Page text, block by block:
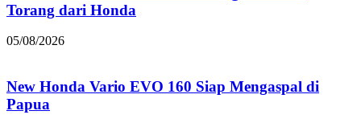
Torang dari Honda
05/08/2026
New Honda Vario EVO 160 Siap Mengaspal di
Papua